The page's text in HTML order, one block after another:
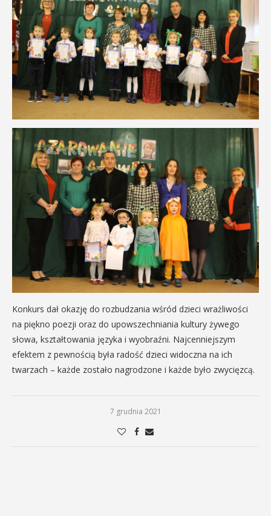
Konkurs dał okazję do rozbudzania wśród dzieci wrażliwości
na piękno poezji oraz do upowszechniania kultury żywego
słowa, kształtowania języka i wyobraźni. Najcenniejszym
efektem z pewnością była radość dzieci widoczna na ich
twarzach – każde zostało nagrodzone i każde było zwycięzcą.
7 grudnia 2021